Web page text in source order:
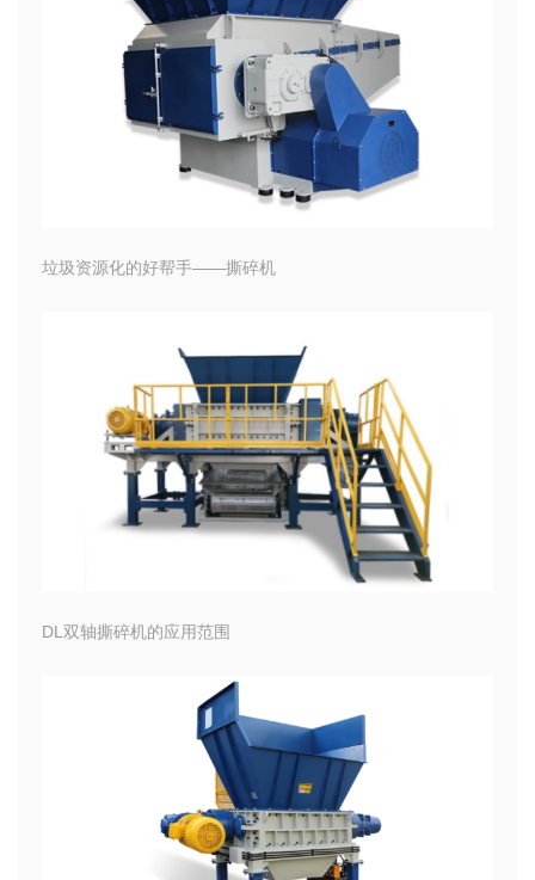
垃圾资源化的好帮手——撕碎机
DL双轴撕碎机的应用范围